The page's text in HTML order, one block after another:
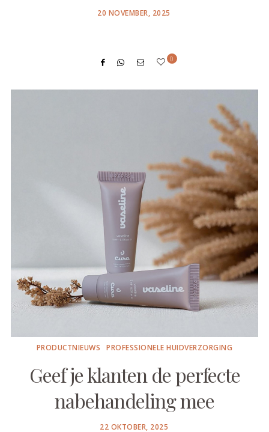
POSTED
20 NOVEMBER, 2025
0
PRODUCTNIEUWS PROFESSIONELE HUIDVERZORGING
Geef je klanten de perfecte
nabehandeling mee
POSTED
22 OKTOBER, 2025